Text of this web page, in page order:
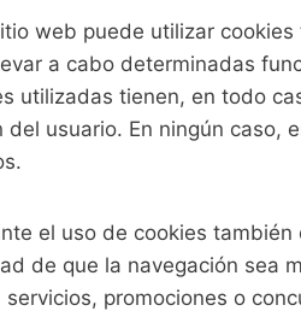
web puede utilizar
a cabo determinadas
utilizadas tienen, en todo
del usuario. En ningún caso,
el uso de cookies
de que la navegación sea
servicios, promociones o